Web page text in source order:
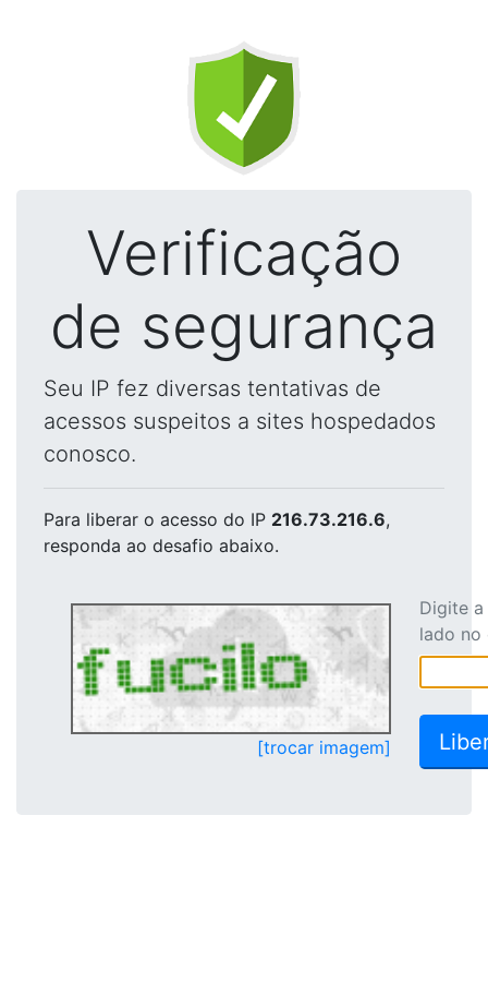
Verificação
de segurança
Seu IP fez diversas tentativas de
acessos suspeitos a sites hospedados
conosco.
Para liberar o acesso do IP 216.73.216.6,
responda ao desafio abaixo.
[trocar imagem]
Digite
lado no